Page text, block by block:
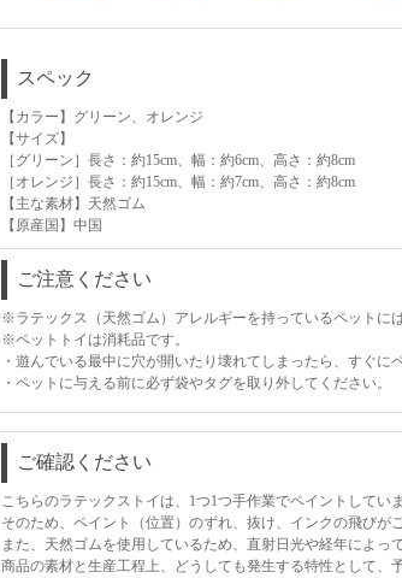
スペック
【カラー】グリーン、オレンジ
【サイズ】
［グリーン］長さ：約15cm、幅：約6cm、高さ：約8cm
［オレンジ］長さ：約15cm、幅：約7cm、高さ：約8cm
【主な素材】天然ゴム
【原産国】中国
ご注意ください
※ラテックス（天然ゴム）アレルギーを持っているペットに
※ペットトイは消耗品です。
・遊んでいる最中に穴が開いたり壊れてしまったら、すぐ
・ペットに与える前に必ず袋やタグを取り外してください。
ご確認ください
こちらのラテックストイは、1つ1つ手作業でペイントしていま
そのため、ペイント（位置）のずれ、抜け、インクの飛びが
また、天然ゴムを使用しているため、直射日光や経年によっ
商品の素材と生産工程上、どうしても発生する特性として、